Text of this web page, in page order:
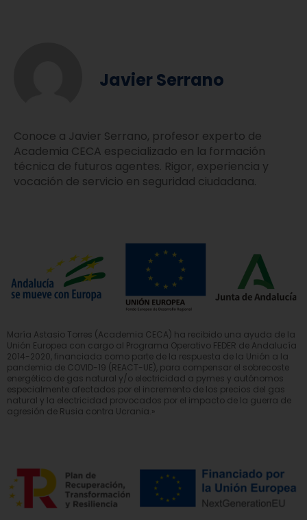
Javier Serrano
Conoce a Javier Serrano, profesor experto de
Academia CECA especializado en la formación
técnica de futuros agentes. Rigor, experiencia y
vocación de servicio en seguridad ciudadana.
María Astasio Torres (Academia CECA) ha recibido una ayuda de la
Unión Europea con cargo al Programa Operativo FEDER de Andalucía
2014-2020, financiada como parte de la respuesta de la Unión a la
pandemia de COVID-19 (REACT-UE), para compensar el sobrecoste
energético de gas natural y/o electricidad a pymes y autónomos
especialmente afectados por el incremento de los precios del gas
natural y la electricidad provocados por el impacto de la guerra de
agresión de Rusia contra Ucrania.»